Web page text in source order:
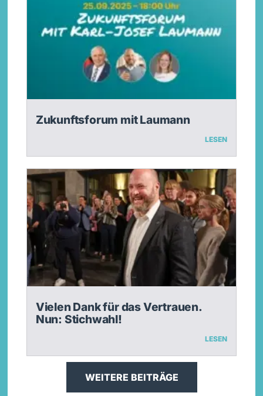
Zukunftsforum mit Laumann
LESEN
Vielen Dank für das Vertrauen.
Nun: Stichwahl!
LESEN
WEITERE BEITRÄGE